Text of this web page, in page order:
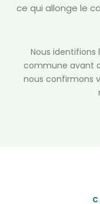
ce qui allonge le
Nous identifions
commune avant
nous confirmons